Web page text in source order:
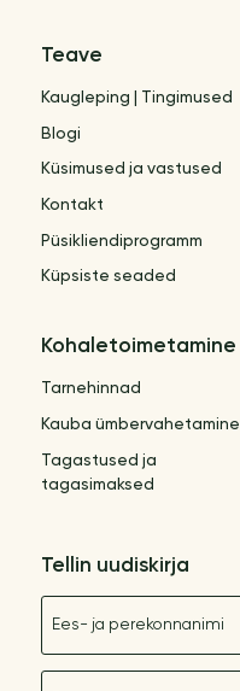
Teave
Kaugleping | Tingimused
Blogi
Küsimused ja vastused
Kontakt
Püsikliendiprogramm
Küpsiste seaded
Kohaletoimetamine
Tarnehinnad
Kauba ümbervahetamine
Tagastused ja
tagasimaksed
Tellin uudiskirja